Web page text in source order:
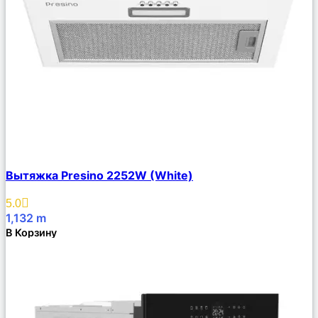
Описание
Избранное
Вытяжка Presino 2252W (White)
5.0
1,132 m
В Корзину